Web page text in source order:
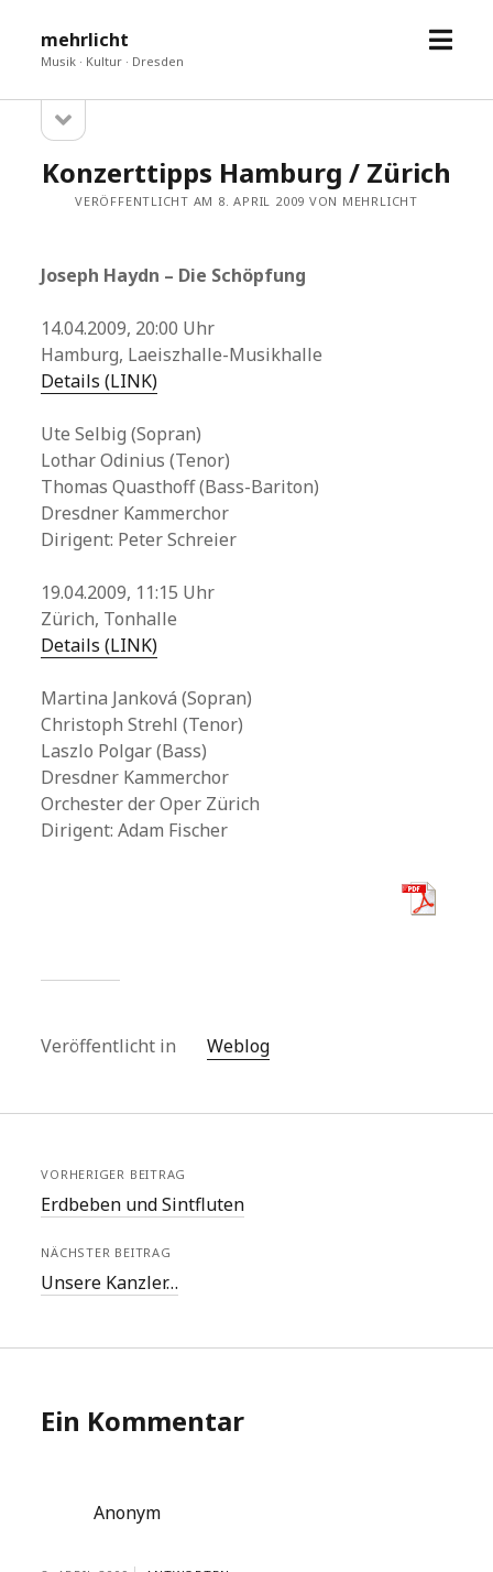
mehrlicht
Musik · Kultur · Dresden
Menü
Sidebar
öffnen
Konzerttipps Hamburg / Zürich
VERÖFFENTLICHT AM 8. APRIL 2009 VON MEHRLICHT
Joseph Haydn – Die Schöpfung
14.04.2009, 20:00 Uhr
Hamburg, Laeiszhalle-Musikhalle
Details (LINK)
Ute Selbig (Sopran)
Lothar Odinius (Tenor)
Thomas Quasthoff (Bass-Bariton)
Dresdner Kammerchor
Dirigent: Peter Schreier
19.04.2009, 11:15 Uhr
Zürich, Tonhalle
Details (LINK)
Martina Janková (Sopran)
Christoph Strehl (Tenor)
Laszlo Polgar (Bass)
Dresdner Kammerchor
Orchester der Oper Zürich
Dirigent: Adam Fischer
Veröffentlicht in Weblog
VORHERIGER BEITRAG
Erdbeben und Sintfluten
NÄCHSTER BEITRAG
Unsere Kanzler…
Ein Kommentar
Anonym